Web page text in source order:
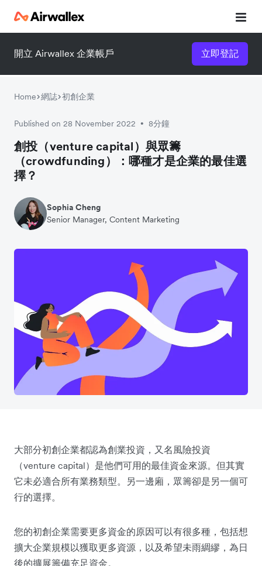
開立 Airwallex 企業帳戶 立即登記
Home 網誌 初創企業
Published on 28 November 2022 • 8分鐘
創投（venture capital）與眾籌
（crowdfunding）：哪種才是企業的最佳選
擇？
Sophia Cheng
Senior Manager, Content Marketing
大部分初創企業都認為創業投資，又名風險投資
（venture capital）是他們可用的最佳資金來源。但其實
它未必適合所有業務類型。另一邊廂，眾籌卻是另一個可
行的選擇。
您的初創企業需要更多資金的原因可以有很多種，包括想
擴大企業規模以獲取更多資源，以及希望未雨綢繆，為日
後的擴展籌備充足資金。
立即觀看 3 分鐘體驗短片
請填寫資料以觀體驗短片：